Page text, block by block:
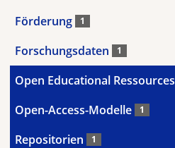
Förderung 1
Forschungsdaten 1
Open Educational Ressources
Open-Access-Modelle 1
Repositorien 1